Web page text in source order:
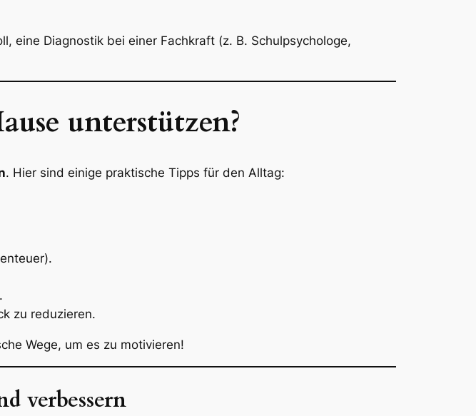
eine Diagnostik bei einer Fachkraft (z. B. Schulpsychologe,
unterstützen?
. Hier sind einige praktische Tipps für den Alltag:
zu reduzieren.
Wege, um es zu motivieren!
verbessern